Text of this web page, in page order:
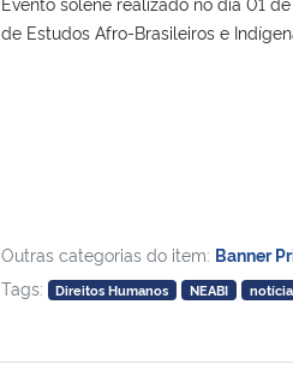
de Estudos Afro-Brasileiros e
Outras categorias do item: Banner
Tags:
Direitos Humanos NEABI